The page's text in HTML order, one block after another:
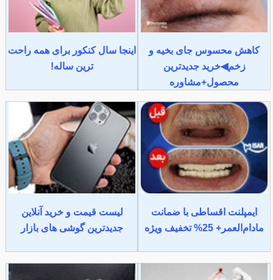
کاهش محسوس جای بخیه و
زخم◀خرید جدیدترین
محصول+مشاوره
اینجا سال کنکور برای همه راحت
ترین ساله!
ایمپلنت اقساطی با ضمانت
مادام‌العمر+ 25% تخفیف ویژه
لیست قیمت و خرید آنلاین
جدیدترین گوشی های بازار